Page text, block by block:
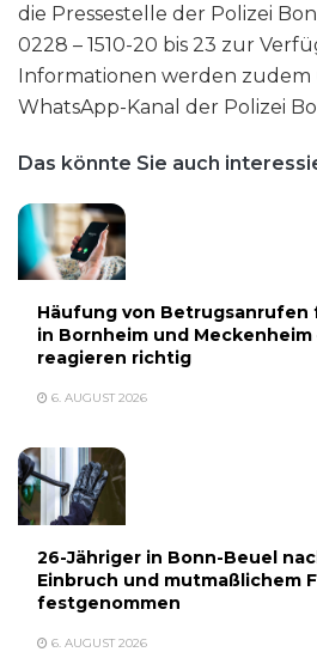
die Pressestelle der Polizei
0228 – 1510-20 bis 23 zur
Informationen werden zudem
WhatsApp-Kanal der Polizei
Das könnte Sie auch
Häufung von Betrugsanrufen
in Bornheim und
reagieren richtig
6. AUGUST 2026
26-Jähriger in Bonn-Beuel
Einbruch und mutmaßlichem
festgenommen
6. AUGUST 2026